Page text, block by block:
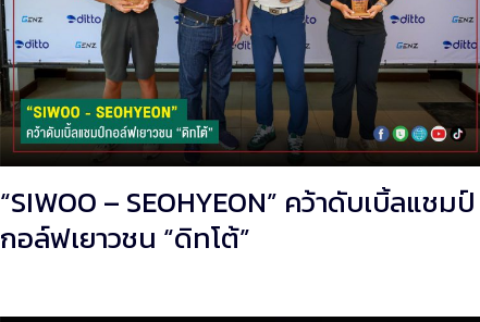
“SIWOO – SEOHYEON” คว้าดับเบิ้ลแชมป์
กอล์ฟเยาวชน “ดิทโต้”